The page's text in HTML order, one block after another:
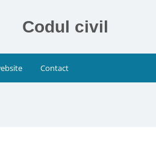
Codul civil
Contact